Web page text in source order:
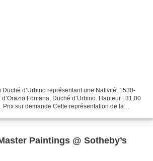
d’Urbino représentant une Nativité, 1530-
Fontana, Duché d’Urbino. Hauteur : 31,00
Prix sur demande Cette représentation de la
Paintings @ Sotheby’s